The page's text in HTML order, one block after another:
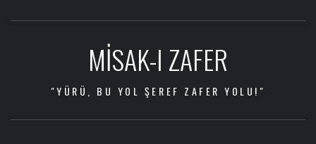
MISAK-I ZAFER
"YÜRÜ, BU YOL ŞEREF ZAFER YOLU!"